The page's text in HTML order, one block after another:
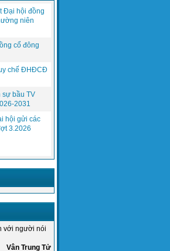
công ty...
Đại hội đồng
niên
cổ đông
chế ĐHĐCĐ
sự bầu TV
2031
hội gửi các
3.2026
với người nói
Vân Trung Tử